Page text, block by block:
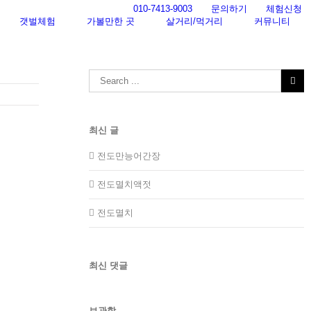
010-7413-9003 문의하기
체험신청
갯벌체험
가볼만한 곳 살거리/먹거리 커뮤니티
Search
for:
최신 글
전도만능어간장
전도멸치액젓
전도멸치
최신 댓글